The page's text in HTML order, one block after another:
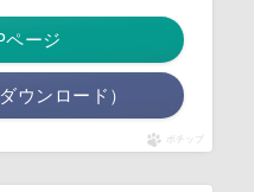
ページ
ウンロード）
ポチップ